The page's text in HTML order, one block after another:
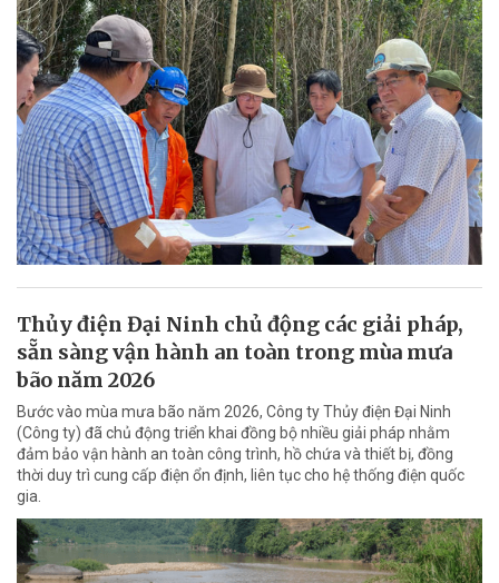
Thủy điện Đại Ninh chủ động các giải pháp,
sẵn sàng vận hành an toàn trong mùa mưa
bão năm 2026
Bước vào mùa mưa bão năm 2026, Công ty Thủy điện Đại Ninh
(Công ty) đã chủ động triển khai đồng bộ nhiều giải pháp nhằm
đảm bảo vận hành an toàn công trình, hồ chứa và thiết bị, đồng
thời duy trì cung cấp điện ổn định, liên tục cho hệ thống điện quốc
gia.